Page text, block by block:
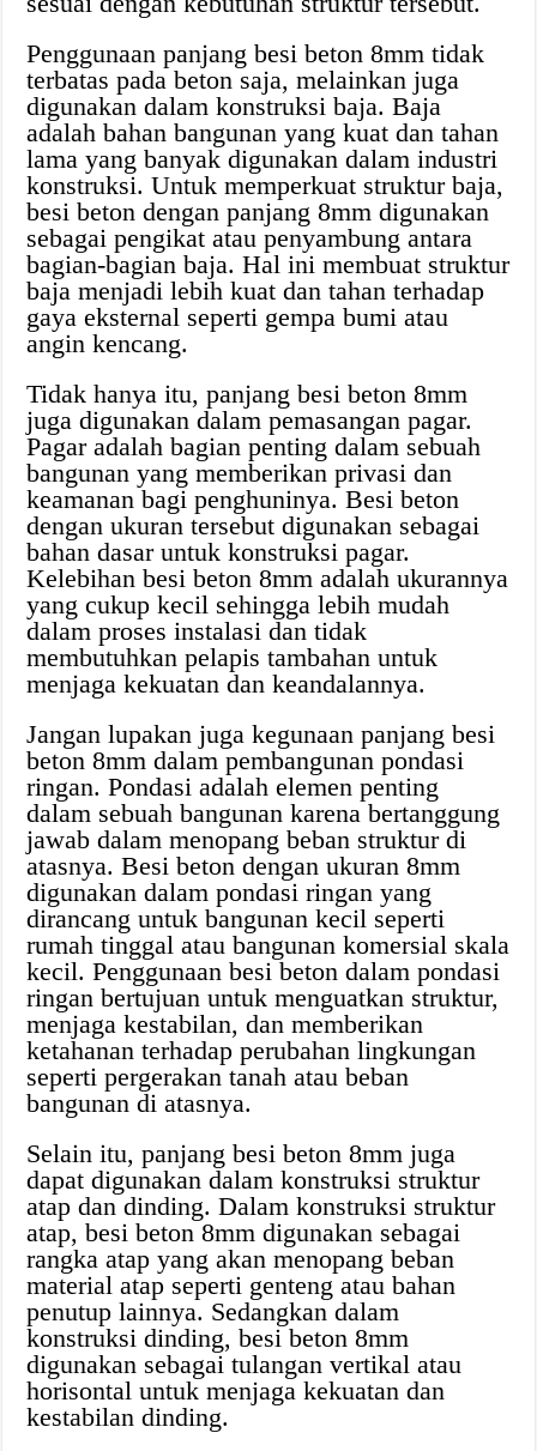
Penggunaan panjang besi beton 8mm tidak
terbatas pada beton saja, melainkan juga
digunakan dalam konstruksi baja. Baja
adalah bahan bangunan yang kuat dan tahan
lama yang banyak digunakan dalam industri
konstruksi. Untuk memperkuat struktur baja,
besi beton dengan panjang 8mm digunakan
sebagai pengikat atau penyambung antara
bagian-bagian baja. Hal ini membuat struktur
baja menjadi lebih kuat dan tahan terhadap
gaya eksternal seperti gempa bumi atau
angin kencang.
Tidak hanya itu, panjang besi beton 8mm
juga digunakan dalam pemasangan pagar.
Pagar adalah bagian penting dalam sebuah
bangunan yang memberikan privasi dan
keamanan bagi penghuninya. Besi beton
dengan ukuran tersebut digunakan sebagai
bahan dasar untuk konstruksi pagar.
Kelebihan besi beton 8mm adalah ukurannya
yang cukup kecil sehingga lebih mudah
dalam proses instalasi dan tidak
membutuhkan pelapis tambahan untuk
menjaga kekuatan dan keandalannya.
Jangan lupakan juga kegunaan panjang besi
beton 8mm dalam pembangunan pondasi
ringan. Pondasi adalah elemen penting
dalam sebuah bangunan karena bertanggung
jawab dalam menopang beban struktur di
atasnya. Besi beton dengan ukuran 8mm
digunakan dalam pondasi ringan yang
dirancang untuk bangunan kecil seperti
rumah tinggal atau bangunan komersial skala
kecil. Penggunaan besi beton dalam pondasi
ringan bertujuan untuk menguatkan struktur,
menjaga kestabilan, dan memberikan
ketahanan terhadap perubahan lingkungan
seperti pergerakan tanah atau beban
bangunan di atasnya.
Selain itu, panjang besi beton 8mm juga
dapat digunakan dalam konstruksi struktur
atap dan dinding. Dalam konstruksi struktur
atap, besi beton 8mm digunakan sebagai
rangka atap yang akan menopang beban
material atap seperti genteng atau bahan
penutup lainnya. Sedangkan dalam
konstruksi dinding, besi beton 8mm
digunakan sebagai tulangan vertikal atau
horisontal untuk menjaga kekuatan dan
kestabilan dinding.